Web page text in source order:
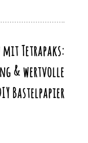
Tetrapaks:
& wertvolle
Bastelpapier